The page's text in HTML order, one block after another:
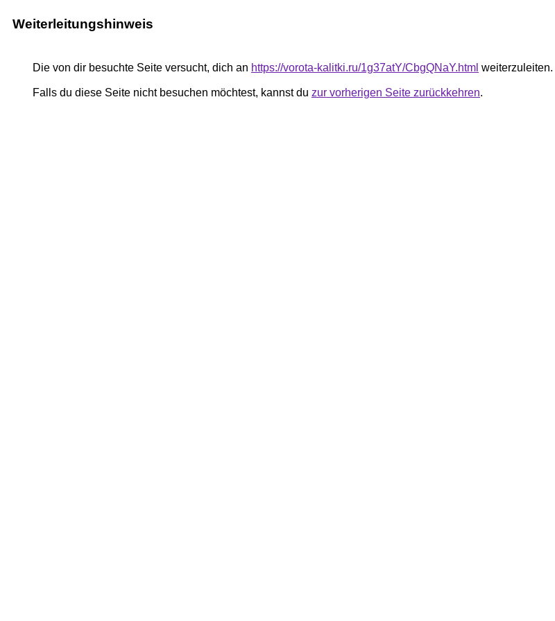
Weiterleitungshinweis
Die von dir besuchte Seite versucht, dich an https://vorota-kalitki.ru/1g37atY/CbgQNaY.html weiterzuleiten.
Falls du diese Seite nicht besuchen möchtest, kannst du zur vorherigen Seite zurückkehren.